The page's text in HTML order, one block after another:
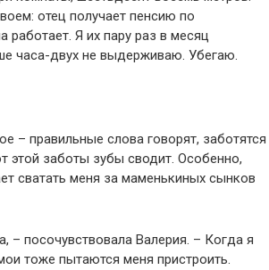
отец получает пенсию по
работает. Я их пару раз в месяц
часа-двух не выдерживаю. Убегаю.
– правильные слова говорят, заботятся
этой заботы зубы сводит. Особенно,
сватать меня за маменькиных сынков
– посочувствовала Валерия. – Когда я
тоже пытаются меня пристроить.